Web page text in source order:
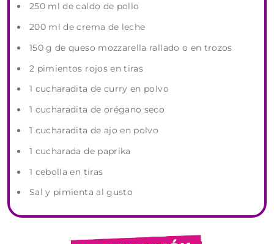
250 ml de caldo de pollo
200 ml de crema de leche
150 g de queso mozzarella rallado o en trozos
2 pimientos rojos en tiras
1 cucharadita de curry en polvo
1 cucharadita de orégano seco
1 cucharadita de ajo en polvo
1 cucharada de paprika
1 cebolla en tiras
Sal y pimienta al gusto